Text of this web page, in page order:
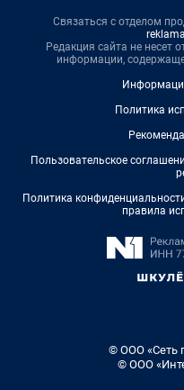
Связаться с отделом
Редакция сайта не несет
информации,
Политика
Пользовательское
Политика
правила
© ООО «Сеть
© ООО